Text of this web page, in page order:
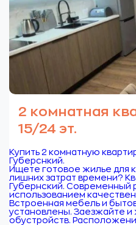
2 комнатная
15/24 эт.
Купить 2 комнатную
Губерснкий.
Ищете готовое жилье для
лишних затрат времени?
Губернский. Современный
использованием
Встроенная мебель и
установлены. Заезжайте и
обустройств.